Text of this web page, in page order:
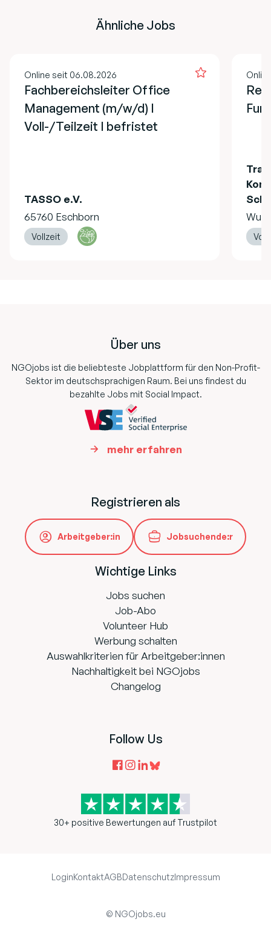
Ähnliche Jobs
Online seit 06.08.2026
Fachbereichsleiter Office
Management (m/w/d) I
Voll-/Teilzeit I befristet
TASSO e.V.
65760 Eschborn
Vollzeit
Über uns
NGOjobs ist die beliebteste Jobplattform für den Non-Profit-
Sektor im deutschsprachigen Raum. Bei uns findest du
bezahlte Jobs mit Social Impact.
mehr erfahren
Registrieren als
Arbeitgeber:in Jobsuchende:r
Wichtige Links
Jobs suchen
Job-Abo
Volunteer Hub
Werbung schalten
Auswahlkriterien für Arbeitgeber:innen
Nachhaltigkeit bei NGOjobs
Changelog
Follow Us
30+ positive Bewertungen auf Trustpilot
LoginKontaktAGBDatenschutzImpressum
© NGOjobs.eu